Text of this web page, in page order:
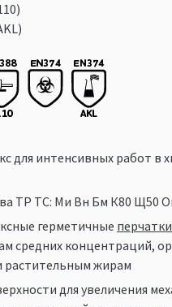
для интенсивных работ в
ТР ТС: Ми Вн Бм К80 Щ50
герметичные
средних концентраций,
растительным жирам
для увеличения